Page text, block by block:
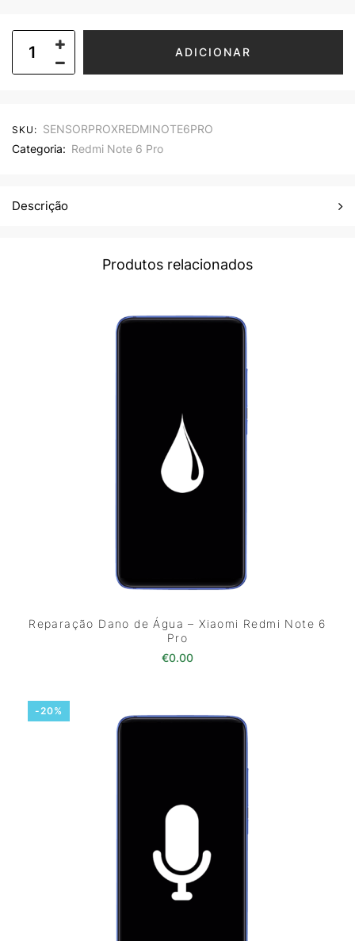
ADICIONAR
SKU: SENSORPROXREDMINOTE6PRO
Categoria: Redmi Note 6 Pro
Descrição
Produtos relacionados
Reparação Dano de Água – Xiaomi Redmi Note 6
Pro
€0.00
-20%